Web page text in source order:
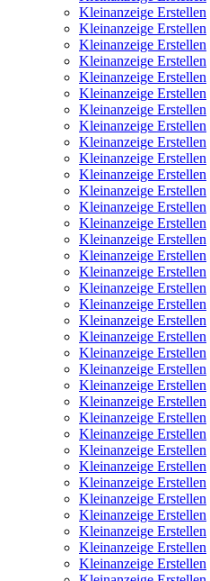
Kleinanzeige Erstellen
Kleinanzeige Erstellen
Kleinanzeige Erstellen
Kleinanzeige Erstellen
Kleinanzeige Erstellen
Kleinanzeige Erstellen
Kleinanzeige Erstellen
Kleinanzeige Erstellen
Kleinanzeige Erstellen
Kleinanzeige Erstellen
Kleinanzeige Erstellen
Kleinanzeige Erstellen
Kleinanzeige Erstellen
Kleinanzeige Erstellen
Kleinanzeige Erstellen
Kleinanzeige Erstellen
Kleinanzeige Erstellen
Kleinanzeige Erstellen
Kleinanzeige Erstellen
Kleinanzeige Erstellen
Kleinanzeige Erstellen
Kleinanzeige Erstellen
Kleinanzeige Erstellen
Kleinanzeige Erstellen
Kleinanzeige Erstellen
Kleinanzeige Erstellen
Kleinanzeige Erstellen
Kleinanzeige Erstellen
Kleinanzeige Erstellen
Kleinanzeige Erstellen
Kleinanzeige Erstellen
Kleinanzeige Erstellen
Kleinanzeige Erstellen
Kleinanzeige Erstellen
Kleinanzeige Erstellen